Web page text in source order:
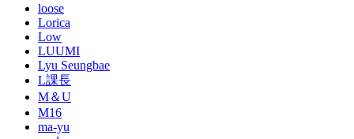
loose
Lorica
Low
LUUMI
Lyu Seungbae
L課長
M＆U
M16
ma-yu